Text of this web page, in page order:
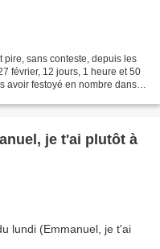
pire, sans conteste, depuis les
février, 12 jours, 1 heure et 50
avoir festoyé en nombre dans
je t'ai plutôt à